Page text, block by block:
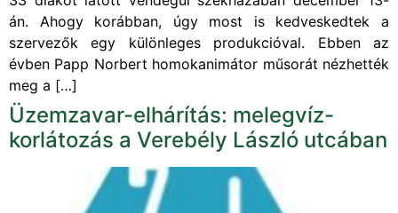
án. Ahogy korábban, úgy most is kedveskedtek a
szervezők egy különleges produkcióval. Ebben az
évben Papp Norbert homokanimátor műsorát nézhették
meg a […]
Üzemzavar-elhárítás: melegvíz-
korlátozás a Verebély László utcában